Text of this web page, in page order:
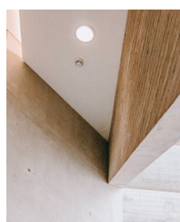
el
derecho
tanteo
retracto?